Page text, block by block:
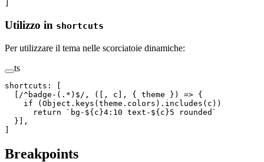
Utilizzo in shortcuts
Per utilizzare il tema nelle scorciatoie dinamiche:
ts
shortcuts :
[
  [
/^badge- ( . * ) $ / , ([, c ], { theme }) => {
    if
(Object . keys (theme . colors ). includes ( c ))
      return
` bg- ${c}4:10 text- ${c}5 rounded `
  }],
]
Breakpoints